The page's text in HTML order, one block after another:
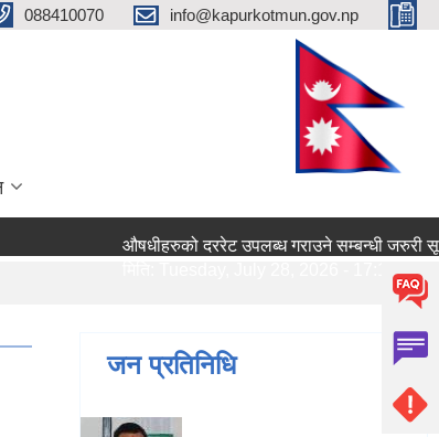
088410070 info@kapurkotmun.gov.np
औषधीहरुको दररेट उपलब्ध गराउने सम्बन्धी जरुरी सूचना।
जन प्रतिनिधि